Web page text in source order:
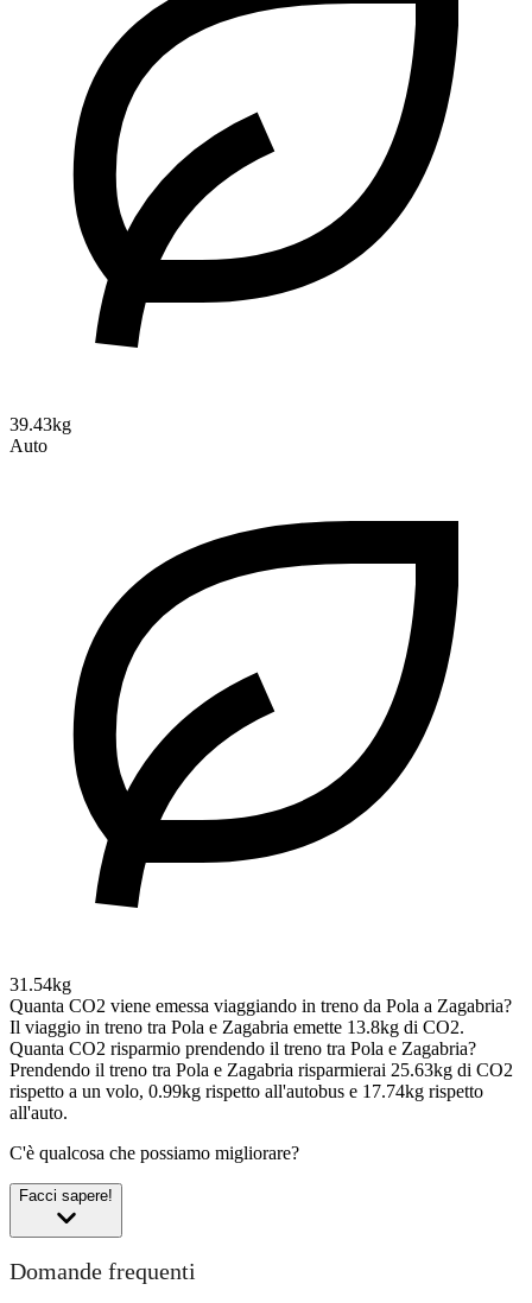
39.43kg
Auto
31.54kg
Quanta CO2 viene emessa viaggiando in treno da Pola a Zagabria?
Il viaggio in treno tra Pola e Zagabria emette 13.8kg di CO2.
Quanta CO2 risparmio prendendo il treno tra Pola e Zagabria?
Prendendo il treno tra Pola e Zagabria risparmierai 25.63kg di CO2
rispetto a un volo, 0.99kg rispetto all'autobus e 17.74kg rispetto
all'auto.
C'è qualcosa che possiamo migliorare?
Facci sapere!
Domande frequenti